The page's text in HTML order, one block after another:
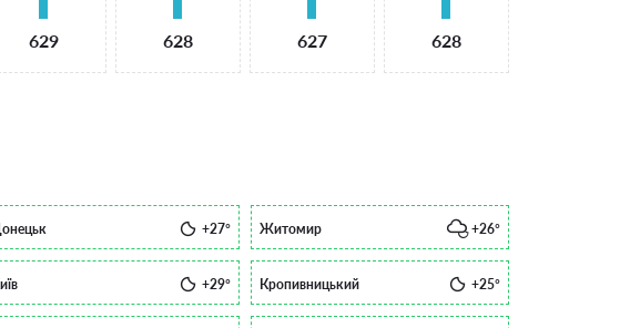
629 628 627 628
+27° Житомир +26°
+29° Кропивницький +25°